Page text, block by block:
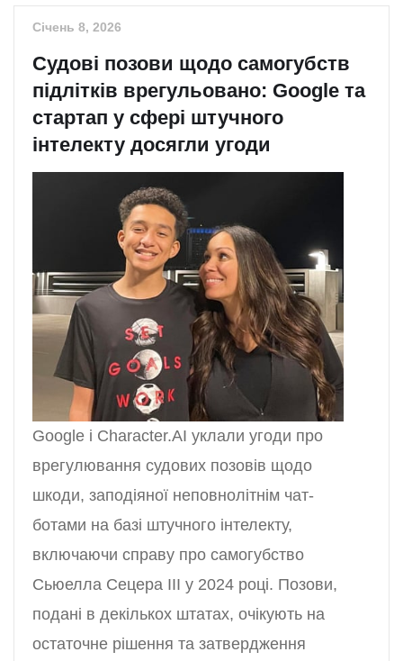
Січень 8, 2026
Судові позови щодо самогубств
підлітків врегульовано: Google та
стартап у сфері штучного
інтелекту досягли угоди
Google і Character.AI уклали угоди про
врегулювання судових позовів щодо
шкоди, заподіяної неповнолітнім чат-
ботами на базі штучного інтелекту,
включаючи справу про самогубство
Сьюелла Сецера III у 2024 році. Позови,
подані в декількох штатах, очікують на
остаточне рішення та затвердження